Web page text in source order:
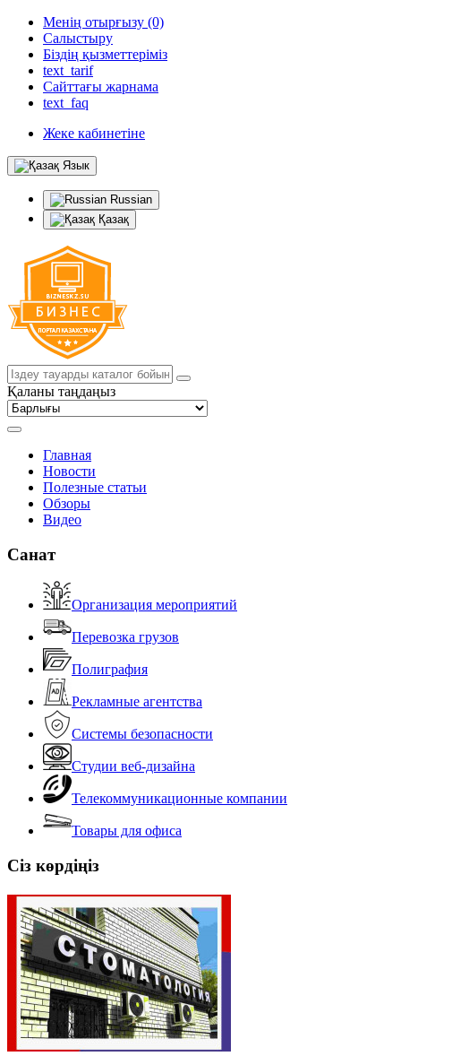
Менің отырғызу (0)
Салыстыру
Біздің қызметтеріміз
text_tarif
Сайттағы жарнама
text_faq
Жеке кабинетіне
Язык
Russian
Қазақ
Қаланы таңдаңыз
Главная
Новости
Полезные статьи
Обзоры
Видео
Санат
Организация мероприятий
Перевозка грузов
Полиграфия
Рекламные агентства
Системы безопасности
Студии веб-дизайна
Телекоммуникационные компании
Товары для офиса
Сіз көрдіңіз